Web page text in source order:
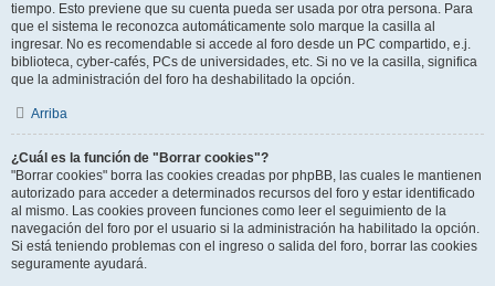
tiempo. Esto previene que su cuenta pueda ser usada por otra persona. Para
que el sistema le reconozca automáticamente solo marque la casilla al
ingresar. No es recomendable si accede al foro desde un PC compartido, e.j.
biblioteca, cyber-cafés, PCs de universidades, etc. Si no ve la casilla, significa
que la administración del foro ha deshabilitado la opción.
Arriba
¿Cuál es la función de "Borrar cookies"?
"Borrar cookies" borra las cookies creadas por phpBB, las cuales le mantienen
autorizado para acceder a determinados recursos del foro y estar identificado
al mismo. Las cookies proveen funciones como leer el seguimiento de la
navegación del foro por el usuario si la administración ha habilitado la opción.
Si está teniendo problemas con el ingreso o salida del foro, borrar las cookies
seguramente ayudará.